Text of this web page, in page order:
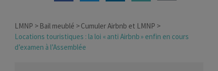
LMNP Bail meublé
Cumuler Airbnb et LMNP
Locations touristiques : la loi « anti Airbnb » enfin en cours
d’examen à l’Assemblée